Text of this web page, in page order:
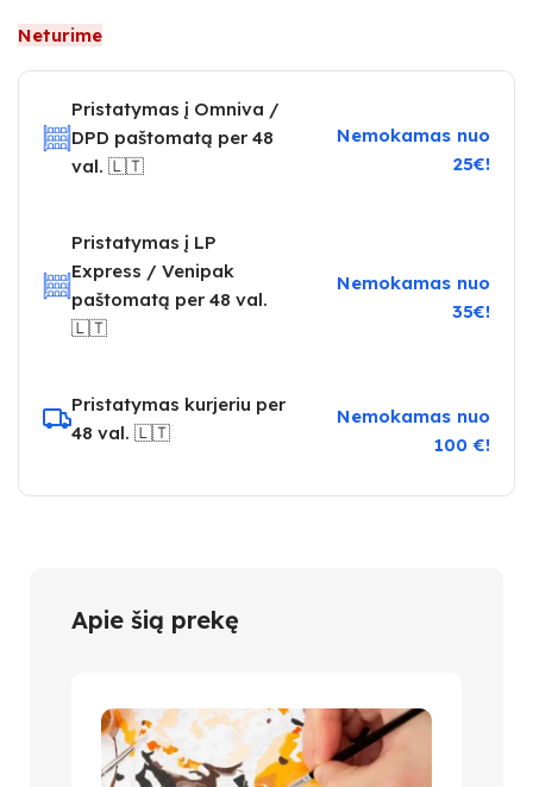
Neturime
Pristatymas į Omniva /
DPD paštomatą per 48
val. 🇱🇹
Nemokamas nuo
25€!
Pristatymas į LP
Express / Venipak
paštomatą per 48 val.
🇱🇹
Nemokamas nuo
35€!
Pristatymas kurjeriu per
48 val. 🇱🇹
Nemokamas nuo
100 €!
Apie šią prekę